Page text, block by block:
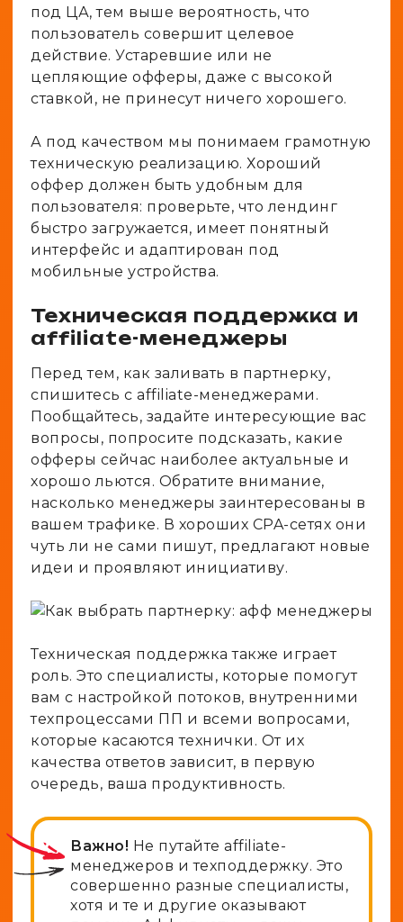
под ЦА, тем выше вероятность, что
пользователь совершит целевое
действие. Устаревшие или не
цепляющие офферы, даже с высокой
ставкой, не принесут ничего хорошего.
А под качеством мы понимаем грамотную
техническую реализацию. Хороший
оффер должен быть удобным для
пользователя: проверьте, что лендинг
быстро загружается, имеет понятный
интерфейс и адаптирован под
мобильные устройства.
Техническая поддержка и
affiliate-менеджеры
Перед тем, как заливать в партнерку,
спишитесь с affiliate-менеджерами.
Пообщайтесь, задайте интересующие вас
вопросы, попросите подсказать, какие
офферы сейчас наиболее актуальные и
хорошо льются. Обратите внимание,
насколько менеджеры заинтересованы в
вашем трафике. В хороших CPA-сетях они
чуть ли не сами пишут, предлагают новые
идеи и проявляют инициативу.
Техническая поддержка также играет
роль. Это специалисты, которые помогут
вам с настройкой потоков, внутренними
техпроцессами ПП и всеми вопросами,
которые касаются технички. От их
качества ответов зависит, в первую
очередь, ваша продуктивность.
Важно! Не путайте affiliate-
менеджеров и техподдержку. Это
совершенно разные специалисты,
хотя и те и другие оказывают